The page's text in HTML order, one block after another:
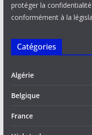
protéger la
conformément à la
Catégories
Algérie
Belgique
France